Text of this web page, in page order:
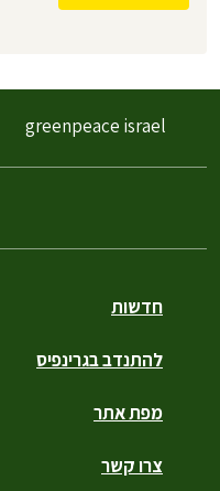
חדשות
להתנדב בגרינפיס
מפת אתר
צרו קשר